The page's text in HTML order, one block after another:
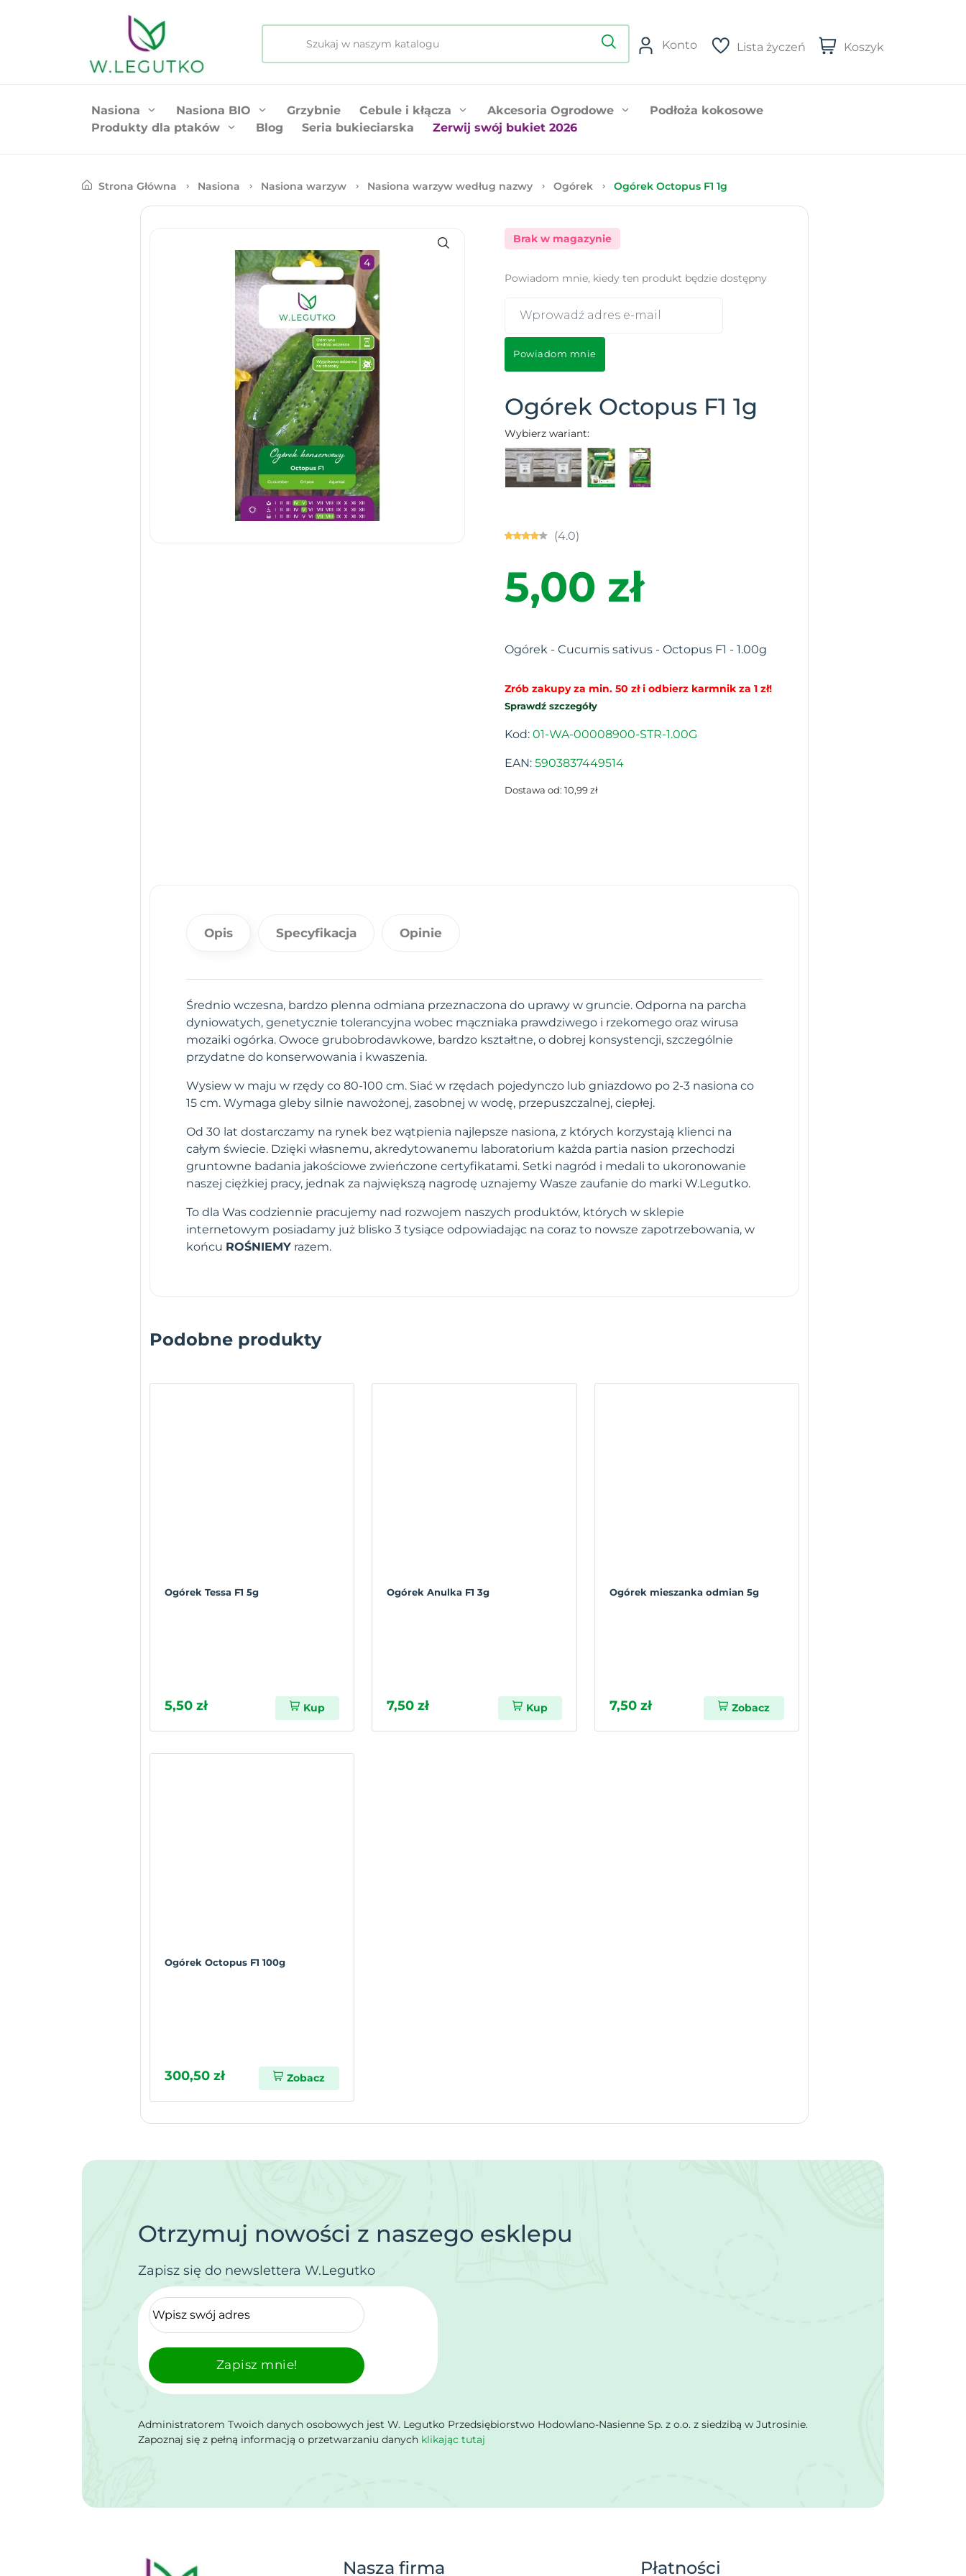
Konto Lista życzeń Koszyk
Nasiona Nasiona BIO Grzybnie Cebule i kłącza Akcesoria Ogrodowe
Podłoża kokosowe
Produkty dla ptaków
Blog Seria bukieciarska Zerwij swój bukiet 2026
Strona Główna Nasiona Nasiona warzyw Nasiona warzyw według nazwy Ogórek Ogórek Octopus F1 1g
Brak w magazynie
Powiadom mnie, kiedy ten produkt będzie dostępny
Powiadom mnie
Ogórek Octopus F1 1g
Wybierz wariant:
(4.0)
5,00 zł
Ogórek - Cucumis sativus - Octopus F1 - 1.00g
Zrób zakupy za min. 50 zł i odbierz karmnik za 1 zł!
Sprawdź szczegóły
Kod: 01-WA-00008900-STR-1.00G
EAN: 5903837449514
Dostawa od: 10,99 zł
Opis Specyfikacja Opinie
Średnio wczesna, bardzo plenna odmiana przeznaczona do uprawy w gruncie. Odporna na parcha
dyniowatych, genetycznie tolerancyjna wobec mączniaka prawdziwego i rzekomego oraz wirusa
mozaiki ogórka. Owoce grubobrodawkowe, bardzo kształtne, o dobrej konsystencji, szczególnie
przydatne do konserwowania i kwaszenia.
Wysiew w maju w rzędy co 80-100 cm. Siać w rzędach pojedynczo lub gniazdowo po 2-3 nasiona co
15 cm. Wymaga gleby silnie nawożonej, zasobnej w wodę, przepuszczalnej, ciepłej.
Od 30 lat dostarczamy na rynek bez wątpienia najlepsze nasiona, z których korzystają klienci na
całym świecie. Dzięki własnemu, akredytowanemu laboratorium każda partia nasion przechodzi
gruntowne badania jakościowe zwieńczone certyfikatami. Setki nagród i medali to ukoronowanie
naszej ciężkiej pracy, jednak za największą nagrodę uznajemy Wasze zaufanie do marki W.Legutko.
To dla Was codziennie pracujemy nad rozwojem naszych produktów, których w sklepie
internetowym posiadamy już blisko 3 tysiące odpowiadając na coraz to nowsze zapotrzebowania, w
końcu ROŚNIEMY razem.
Podobne produkty
Ogórek Tessa F1 5g
5,50 zł Kup
Ogórek Anulka F1 3g
7,50 zł Kup
Ogórek mieszanka odmian 5g
7,50 zł Zobacz
Ogórek Octopus F1 100g
300,50 zł Zobacz
Otrzymuj nowości z naszego esklepu
Zapisz się do newslettera W.Legutko
Zapisz mnie!
Administratorem Twoich danych osobowych jest W. Legutko Przedsiębiorstwo Hodowlano-Nasienne Sp. z o.o. z siedzibą w Jutrosinie.
Zapoznaj się z pełną informacją o przetwarzaniu danych klikając tutaj
Nasza firma Płatności